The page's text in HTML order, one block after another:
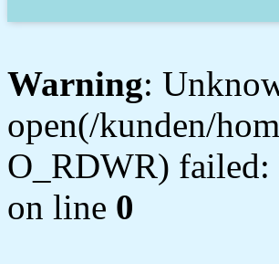
Warning:
open(/kunden/
O_RDWR)
on line 0